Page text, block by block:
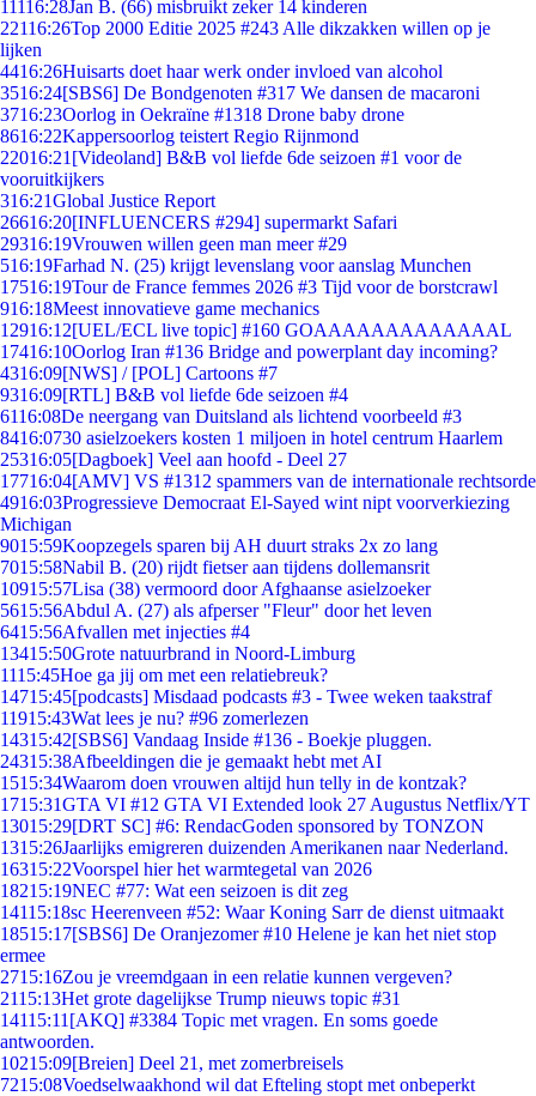
11116:28Jan B. (66) misbruikt zeker 14 kinderen
22116:26Top 2000 Editie 2025 #243 Alle dikzakken willen op je
lijken
4416:26Huisarts doet haar werk onder invloed van alcohol
3516:24[SBS6] De Bondgenoten #317 We dansen de macaroni
3716:23Oorlog in Oekraïne #1318 Drone baby drone
8616:22Kappersoorlog teistert Regio Rijnmond
22016:21 [Videoland] B&B vol liefde 6de seizoen #1 voor de
vooruitkijkers
316:21Global Justice Report
26616:20[INFLUENCERS #294] supermarkt Safari
29316:19Vrouwen willen geen man meer #29
516:19Farhad N. (25) krijgt levenslang voor aanslag Munchen
17516:19Tour de France femmes 2026 #3 Tijd voor de borstcrawl
916:18Meest innovatieve game mechanics
12916:12[UEL/ECL live topic] #160 GOAAAAAAAAAAAAAL
17416:10Oorlog Iran #136 Bridge and powerplant day incoming?
4316:09[NWS] / [POL] Cartoons #7
9316:09[RTL] B&B vol liefde 6de seizoen #4
6116:08De neergang van Duitsland als lichtend voorbeeld #3
8416:0730 asielzoekers kosten 1 miljoen in hotel centrum Haarlem
25316:05[Dagboek] Veel aan hoofd - Deel 27
17716:04[AMV] VS #1312 spammers van de internationale rechtsorde
4916:03Progressieve Democraat El-Sayed wint nipt voorverkiezing
Michigan
9015:59Koopzegels sparen bij AH duurt straks 2x zo lang
7015:58Nabil B. (20) rijdt fietser aan tijdens dollemansrit
10915:57Lisa (38) vermoord door Afghaanse asielzoeker
5615:56Abdul A. (27) als afperser "Fleur" door het leven
6415:56Afvallen met injecties #4
13415:50Grote natuurbrand in Noord-Limburg
1115:45Hoe ga jij om met een relatiebreuk?
14715:45[podcasts] Misdaad podcasts #3 - Twee weken taakstraf
11915:43Wat lees je nu? #96 zomerlezen
14315:42[SBS6] Vandaag Inside #136 - Boekje pluggen.
24315:38Afbeeldingen die je gemaakt hebt met AI
1515:34Waarom doen vrouwen altijd hun telly in de kontzak?
1715:31GTA VI #12 GTA VI Extended look 27 Augustus Netflix/YT
13015:29[DRT SC] #6: RendacGoden sponsored by TONZON
1315:26Jaarlijks emigreren duizenden Amerikanen naar Nederland.
16315:22Voorspel hier het warmtegetal van 2026
18215:19NEC #77: Wat een seizoen is dit zeg
14115:18sc Heerenveen #52: Waar Koning Sarr de dienst uitmaakt
18515:17[SBS6] De Oranjezomer #10 Helene je kan het niet stop
ermee
2715:16Zou je vreemdgaan in een relatie kunnen vergeven?
2115:13Het grote dagelijkse Trump nieuws topic #31
14115:11 [AKQ] #3384 Topic met vragen. En soms goede
antwoorden.
10215:09[Breien] Deel 21, met zomerbreisels
7215:08Voedselwaakhond wil dat Efteling stopt met onbeperkt